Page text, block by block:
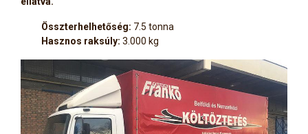
Összterhelhetőség: 7.5 tonna
Hasznos raksúly: 3.000 kg